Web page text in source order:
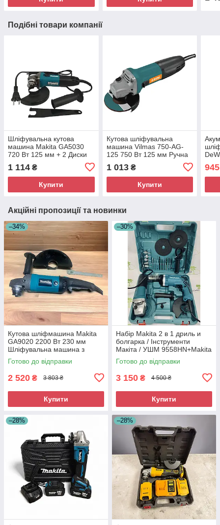
Подібні товари компанії
Шліфувальна кутова
машина Makita GA5030
720 Вт 125 мм + 2 Диски
Кутошліфувальна машина
1 114 ₴
Купити
Кутова шліфувальна
машина Vilmas 750-AG-
125 750 Вт 125 мм Ручна
1 013₴
Купити
945
Акційні пропозиції та новинки
–34%
Кутова шліфмашина Makita
GA9020 2200 Вт 230 мм
Шліфувальна машина з
плавним пуском
Готово до відправки
2 520 ₴ 3 803 ₴
Купити
–30%
Набір Makita 2 в 1 дриль и
болгарка / Інструменти
Макіта / УШМ 9558HN+Makita
HP 1630
Готово до відправки
3 150 ₴ 4 500 ₴
Купити
–28% –28%